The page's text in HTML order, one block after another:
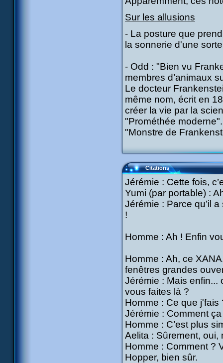
Sur les allusions
- La posture que
la sonnerie d'une
- Odd : "Bien vu
membres d’animaux
Le docteur
même nom, écrit en
créer la vie par la
"Prométhée
"Monstre de
Citations
Jérémie : Cette fois,
Yumi (par portable) :
Jérémie : Parce qu’il
!
Homme : Ah ! Enfin
Homme : Ah, ce
fenêtres grandes
Jérémie : Mais enfin...
vous faites là ?
Homme : Ce que
Jérémie : Comment
Homme : C’est plus
Aelita : Sûrement,
Homme : Comment ?
Hopper, bien sûr.